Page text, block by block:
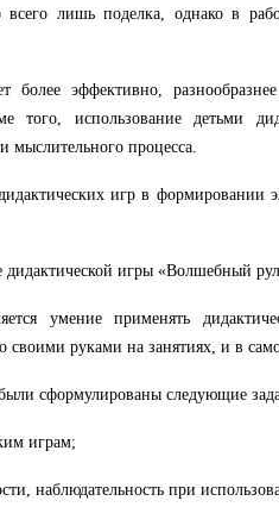
лишь поделка, однако в
более эффективно,
того, использование детьми
мыслительного процесса.
игр в формировании
дидактической игры «Волшебный
умение применять
руками на занятиях, и в
сформулированы следующие
играм;
наблюдательность при